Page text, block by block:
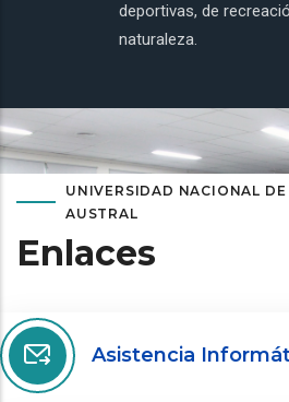
deportivas, de
naturaleza.
UNIVERSIDAD NACIONAL
AUSTRAL
Enlaces
Asistencia